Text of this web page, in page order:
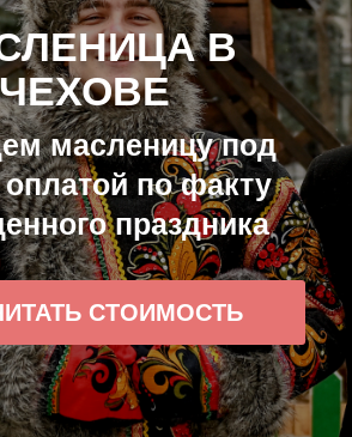
В
масленицу под
по факту
праздника
СТОИМОСТЬ